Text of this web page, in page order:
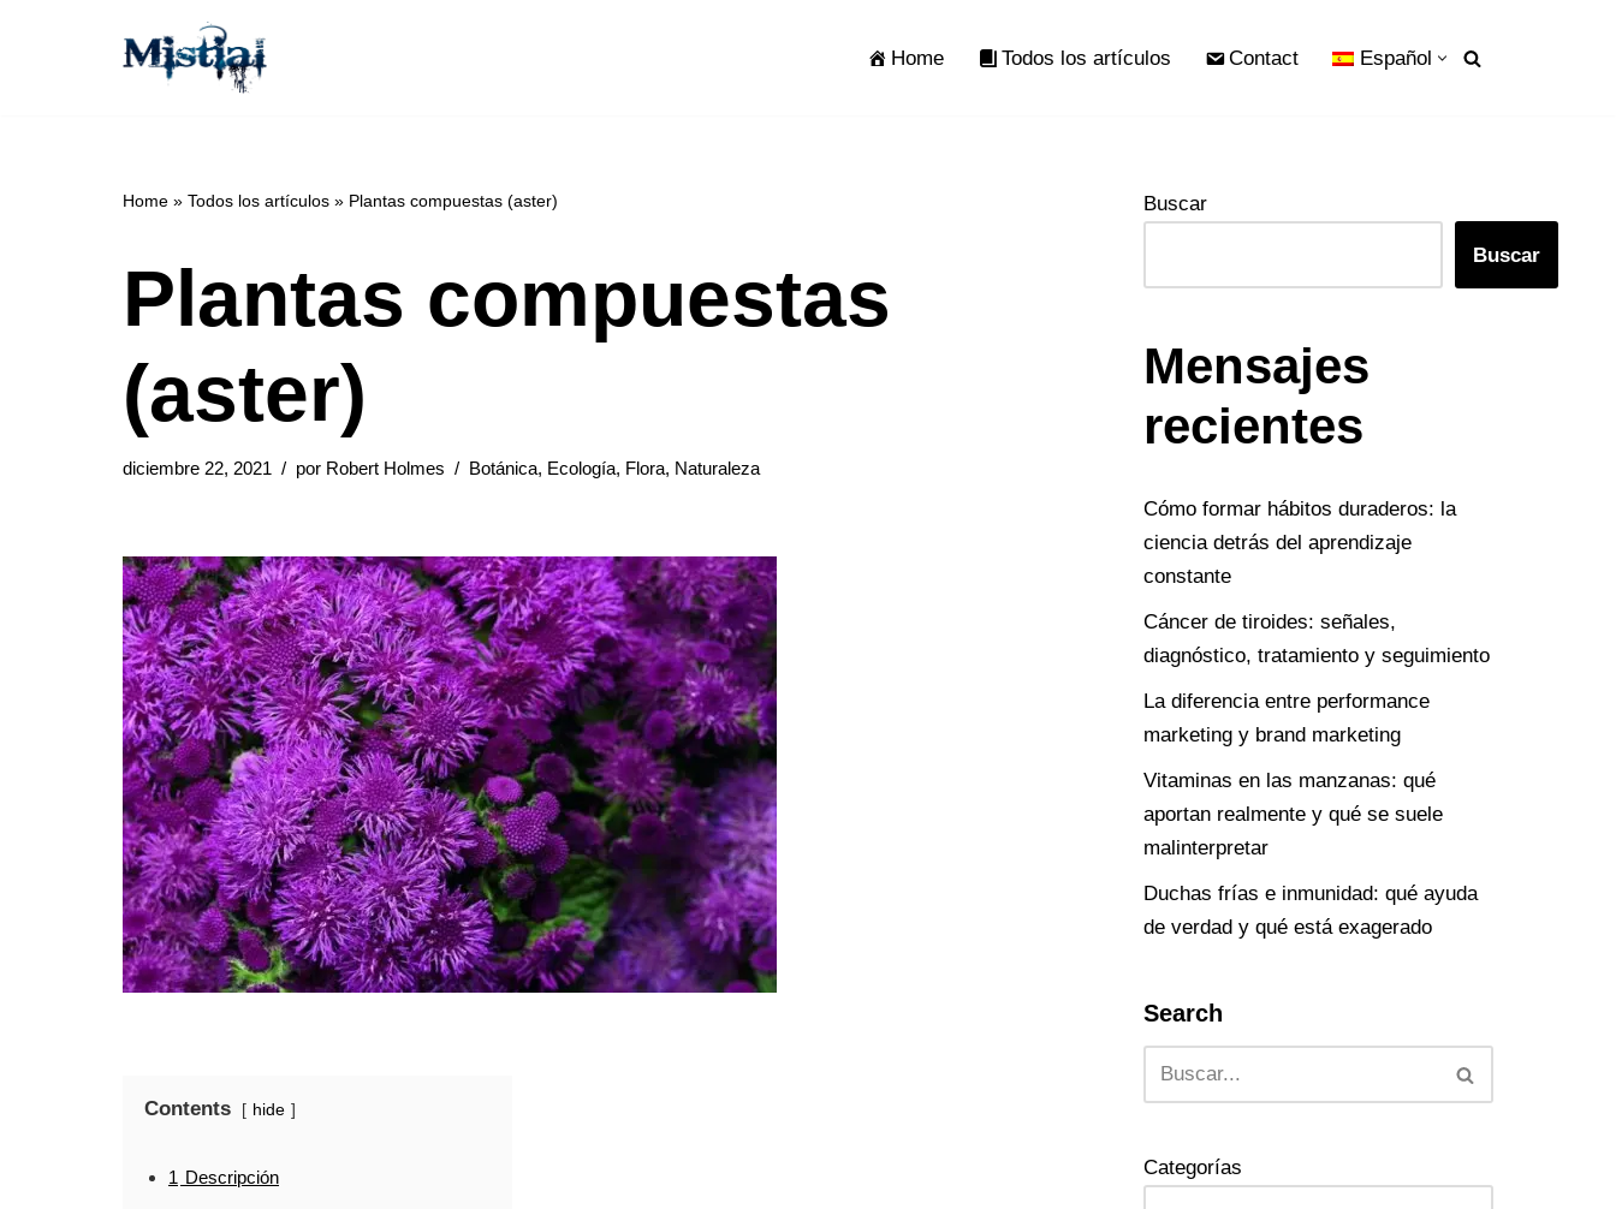
Home Todos los artículos Contact Español
Home » Todos los artículos » Plantas compuestas (aster)
Plantas compuestas
(aster)
diciembre 22, 2021 por Robert Holmes Botánica, Ecología, Flora, Naturaleza
Contents hide
1 Descripción
Buscar
Buscar
Mensajes
recientes
Cómo formar hábitos duraderos: la
ciencia detrás del aprendizaje
constante
Cáncer de tiroides: señales,
diagnóstico, tratamiento y seguimiento
La diferencia entre performance
marketing y brand marketing
Vitaminas en las manzanas: qué
aportan realmente y qué se suele
malinterpretar
Duchas frías e inmunidad: qué ayuda
de verdad y qué está exagerado
Search
Categorías